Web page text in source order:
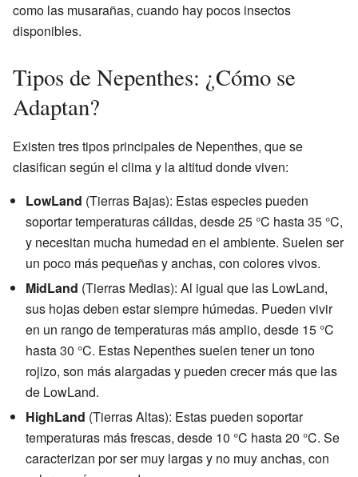
como las musarañas, cuando hay pocos insectos
disponibles.
Tipos de Nepenthes: ¿Cómo se
Adaptan?
Existen tres tipos principales de Nepenthes, que se
clasifican según el clima y la altitud donde viven:
LowLand (Tierras Bajas): Estas especies pueden
soportar temperaturas cálidas, desde 25 °C hasta 35 °C,
y necesitan mucha humedad en el ambiente. Suelen ser
un poco más pequeñas y anchas, con colores vivos.
MidLand (Tierras Medias): Al igual que las LowLand,
sus hojas deben estar siempre húmedas. Pueden vivir
en un rango de temperaturas más amplio, desde 15 °C
hasta 30 °C. Estas Nepenthes suelen tener un tono
rojizo, son más alargadas y pueden crecer más que las
de LowLand.
HighLand (Tierras Altas): Estas pueden soportar
temperaturas más frescas, desde 10 °C hasta 20 °C. Se
caracterizan por ser muy largas y no muy anchas, con